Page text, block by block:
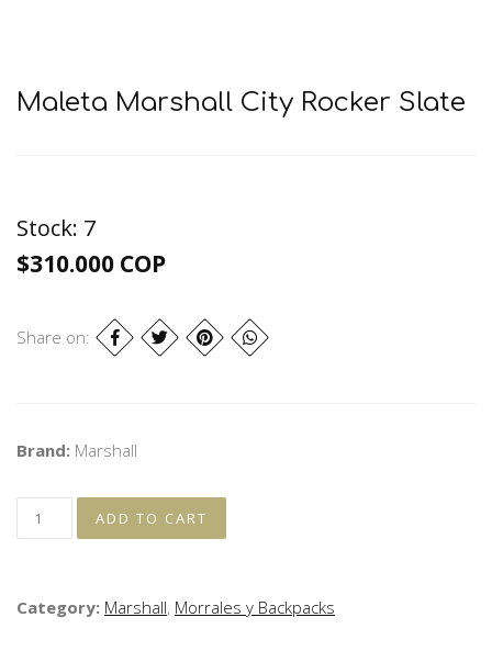
Maleta Marshall City Rocker Slate
Stock: 7
$310.000 COP
Share on:
Brand: Marshall
Category: Marshall, Morrales y Backpacks